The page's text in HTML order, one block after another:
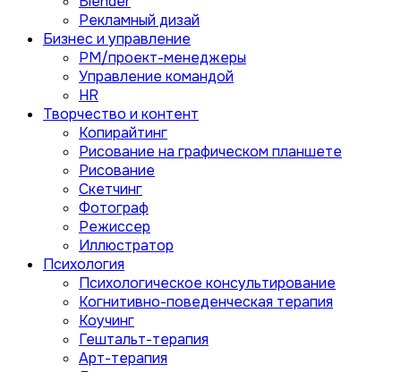
Рекламный дизай
Бизнес и управление
PM/проект-менеджеры
Управление командой
HR
Творчество и контент
Копирайтинг
Рисование на графическом планшете
Рисование
Скетчинг
Фотограф
Режиссер
Иллюстратор
Психология
Психологическое консультирование
Когнитивно-поведенческая терапия
Коучинг
Гештальт-терапия
Арт-терапия